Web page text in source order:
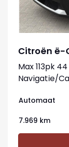
Citroën ë-
Max 113pk
Navigatie/
Automaat
7.969 km